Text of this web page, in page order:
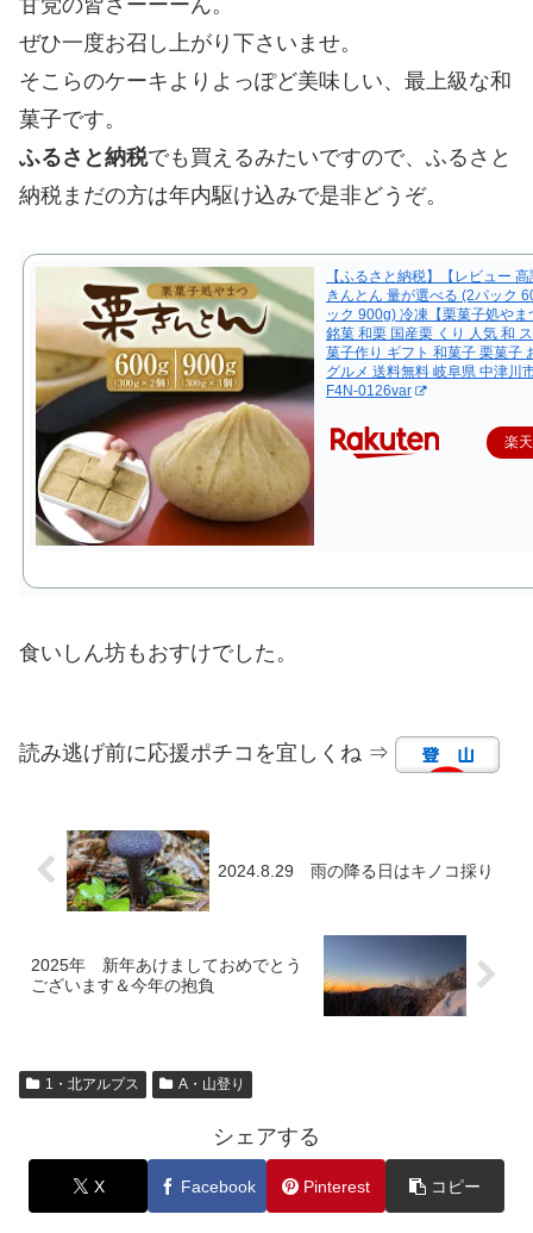
ぜひ一度お召し上がり下さいませ。
そこらのケーキよりよっぽど美味しい、最上級な和
菓子です。
ふるさと納税でも買えるみたいですので、ふるさと
納税まだの方は年内駆け込みで是非どうぞ。
【ふるさと納税】【レビュー
きんとん 量が選べる (2パック
ック 900g) 冷凍【栗菓子処やま
銘菓 和栗 国産栗 くり 人気 和
菓子作り ギフト 和菓子 栗菓子
グルメ 送料無料 岐阜県 中津川
F4N-0126var
楽
食いしん坊もおすけでした。
読み逃げ前に応援ポチコを宜しくね ⇒
2024.8.29 雨の降る日はキノコ採り
2025年 新年あけましておめでとう
ございます＆今年の抱負
1・北アルプス A・山登り
シェアする
X Facebook Pinterest コピー